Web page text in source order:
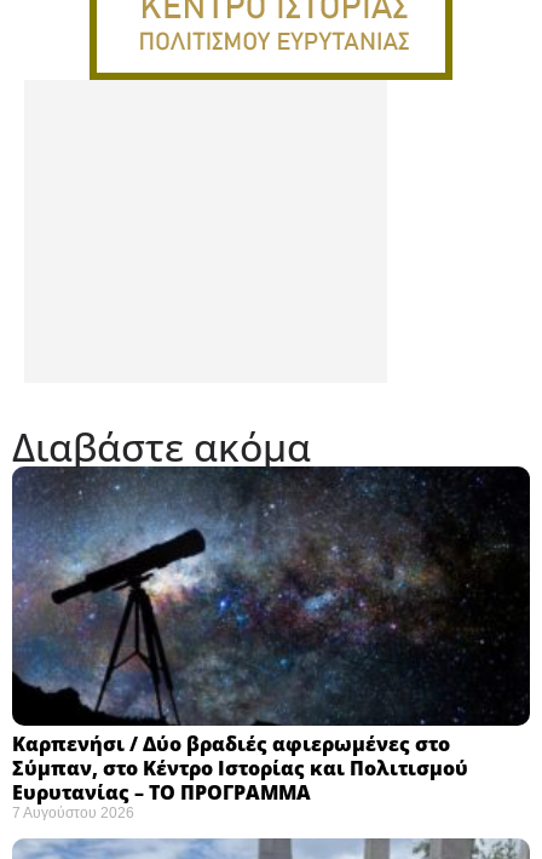
Διαβάστε ακόμα
Καρπενήσι / Δύο βραδιές αφιερωμένες στο
Σύμπαν, στο Κέντρο Ιστορίας και Πολιτισμού
Ευρυτανίας – ΤΟ ΠΡΟΓΡΑΜΜΑ
7 Αυγούστου 2026